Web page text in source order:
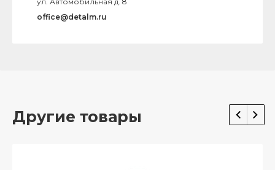
office@detalm.ru
Другие товары